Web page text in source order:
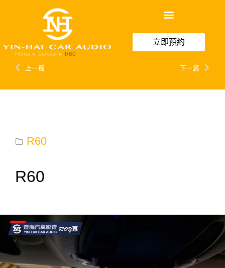
立即預約
You are here:
Home Service R60
上一篇 下一篇
R60
R60